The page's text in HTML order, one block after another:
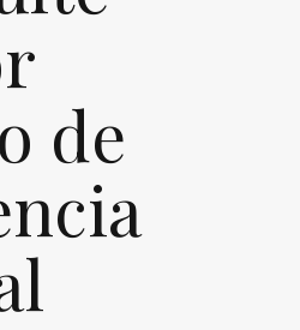
de